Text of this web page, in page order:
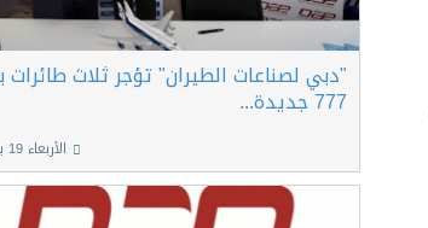
"دبي لصناعات الطيران" تؤجر ثلاث طائرات
777 جديدة...
الأربعاء 19 يونيو 2019